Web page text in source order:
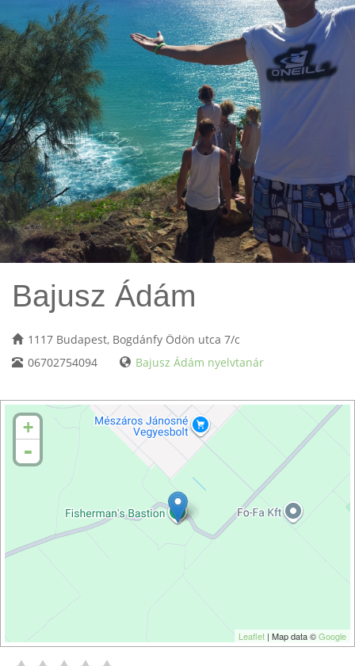
Bajusz Ádám
1117 Budapest, Bogdánfy Ödön utca 7/c
06702754094
Bajusz Ádám nyelvtanár
+
-
Leaflet | Map data ©Google